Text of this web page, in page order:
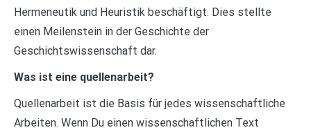
Hermeneutik und Heuristik beschäftigt. Dies stellte
einen Meilenstein in der Geschichte der
Geschichtswissenschaft dar.
Was ist eine quellenarbeit?
Quellenarbeit ist die Basis für jedes wissenschaftliche
Arbeiten. Wenn Du einen wissenschaftlichen Text